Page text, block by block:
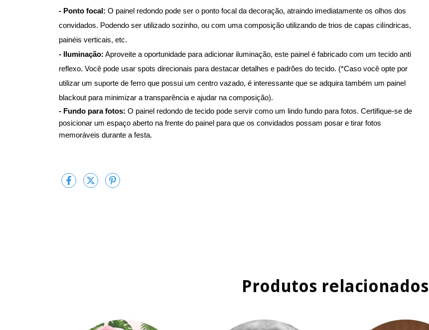
- Ponto focal: O painel redondo pode ser o ponto focal da decoração, atraindo imediatamente os olhos dos
convidados. Podendo ser utilizado sozinho, ou com uma composição utilizando de trios de capas cilíndricas,
painéis verticais, etc.
- Iluminação: Aproveite a oportunidade para adicionar iluminação, este painel é fabricado com um tecido anti
reflexo. Você pode usar spots direcionais para destacar detalhes e padrões do tecido. (*Caso você opte por
utilizar um suporte de ferro que possui um centro vazado, é interessante que se adquira também um painel
blackout para minimizar a transparência e ajudar na composição).
- Fundo para fotos: O painel redondo de tecido pode servir como um lindo fundo para fotos. Certifique-se de
posicionar um espaço aberto na frente do painel para que os convidados possam posar e tirar fotos
memoráveis durante a festa.
Produtos relacionados